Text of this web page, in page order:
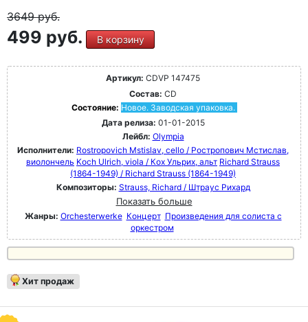
3649руб.
499 руб. В корзину
Артикул: CDVP 147475
Состав: CD
Состояние: Новое. Заводская упаковка.
Дата релиза: 01-01-2015
Лейбл: Olympia
Исполнители: Rostropovich Mstislav, cello / Ростропович Мстислав,
виолончель Koch Ulrich, viola / Кох Ульрих, альт Richard Strauss
(1864-1949) / Richard Strauss (1864-1949)
Композиторы: Strauss, Richard / Штраус Рихард
Показать больше
Жанры: Orchesterwerke Концерт Произведения для солиста с
оркестром
Хит продаж